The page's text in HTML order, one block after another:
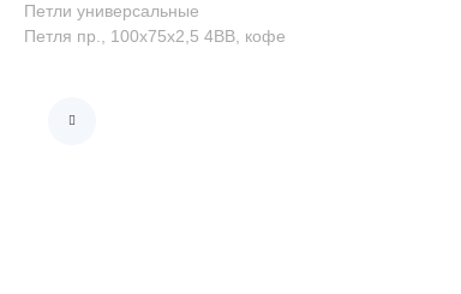
Петли универсальные
Петля пр., 100x75x2,5 4ВВ, кофе